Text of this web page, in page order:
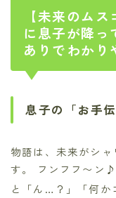
【未来のム
に息子が降っ
ありでわかり
息子の「お手
物語は、未来がシ
す。 フンフフ〜ン
と「ん…？」「何か